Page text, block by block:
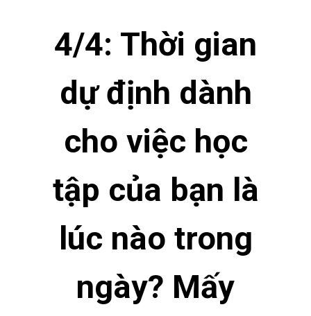
4/4: Thời gian
dự định dành
cho việc học
tập của bạn là
lúc nào trong
ngày? Mấy